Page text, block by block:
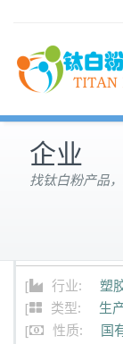
企业
找钛白粉产品
[ 行业: 塑
[
类型: 生
[
性质: 国